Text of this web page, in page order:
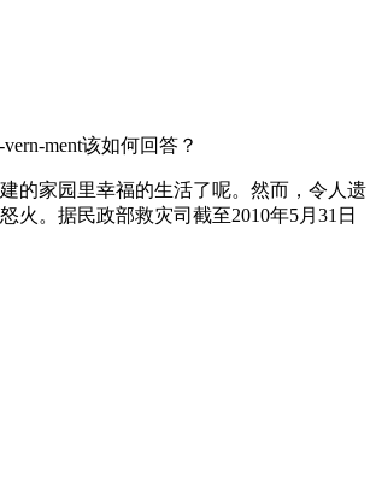
ment该如何回答？
的家园里幸福的生活了呢。然而，令人遗
。据民政部救灾司截至2010年5月31日